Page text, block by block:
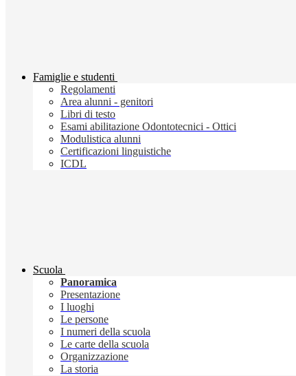
Famiglie e studenti
Regolamenti
Area alunni - genitori
Libri di testo
Esami abilitazione Odontotecnici - Ottici
Modulistica alunni
Certificazioni linguistiche
ICDL
Scuola
Panoramica
Presentazione
I luoghi
Le persone
I numeri della scuola
Le carte della scuola
Organizzazione
La storia